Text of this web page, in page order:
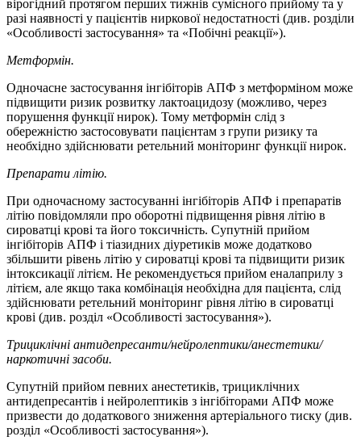
вірогідний протягом перших тижнів сумісного прийому та у
разі наявності у пацієнтів ниркової недостатності (див. розділи
«Особливості застосування» та «Побічні реакції»).
Метформін.
Одночасне застосування інгібіторів АПФ з метформіном може
підвищити ризик розвитку лактоацидозу (можливо, через
порушення функції нирок). Тому метформін слід з
обережністю застосовувати пацієнтам з групи ризику та
необхідно здійснювати ретельний моніторинг функції нирок.
Препарати літію.
При одночасному застосуванні інгібіторів АПФ і препаратів
літію повідомляли про оборотні підвищення рівня літію в
сироватці крові та його токсичність. Супутній прийом
інгібіторів АПФ і тіазидних діуретиків може додатково
збільшити рівень літію у сироватці крові та підвищити ризик
інтоксикації літієм. Не рекомендується прийом еналаприлу з
літієм, але якщо така комбінація необхідна для пацієнта, слід
здійснювати ретельний моніторинг рівня літію в сироватці
крові (див. розділ «Особливості застосування»).
Трициклічні антидепресанти/нейролептики/анестетики/
наркотичні засоби.
Супутній прийом певних анестетиків, трициклічних
антидепресантів і нейролептиків з інгібіторами АПФ може
призвести до додаткового зниження артеріального тиску (див.
розділ «Особливості застосування»).